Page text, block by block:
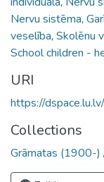
Nervu sistēma,
veselība, Skolēnu
School children -
URI
https://
Collections
Grāmatas (1900-)